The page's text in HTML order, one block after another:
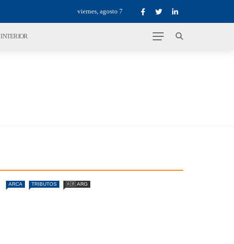
viernes, agosto 7
INTERIOR
ARCA TRIBUTOS 🇦🇷 ARG